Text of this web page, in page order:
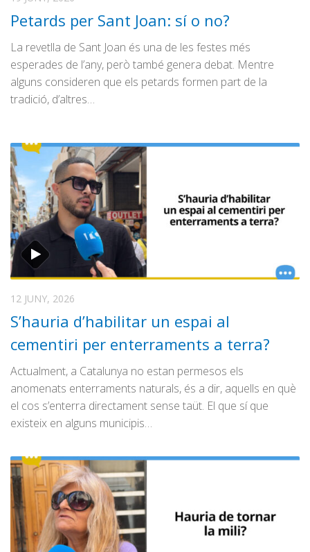
Petards per Sant Joan: sí o no?
La revetlla de Sant Joan és una de les festes més
esperades de l’any, però també genera debat. Mentre
alguns consideren que els petards formen part de la
tradició, d’altres…
12 JUNY, 2026
S’hauria d’habilitar un espai al
cementiri per enterraments a terra?
Actualment, a Catalunya no estan permesos els
anomenats enterraments naturals, és a dir, aquells en què
el cos s’enterra directament sense taüt. El que sí que
existeix en alguns municipis…